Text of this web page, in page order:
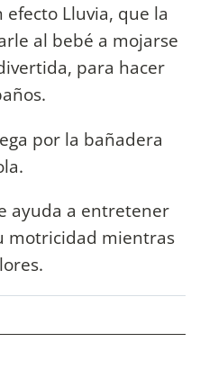
efecto Lluvia, que la
al bebé a mojarse
para hacer
por la bañadera
ayuda a entretener
motricidad mientras